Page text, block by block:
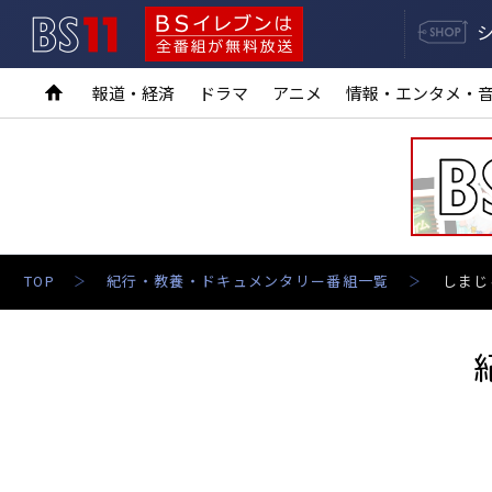
BSイレブンは全番組が無料放送
報道・経済 ドラマ アニメ 情報・エンタメ・
TOP 紀行・教養・ドキュメンタリー番組一覧 しま